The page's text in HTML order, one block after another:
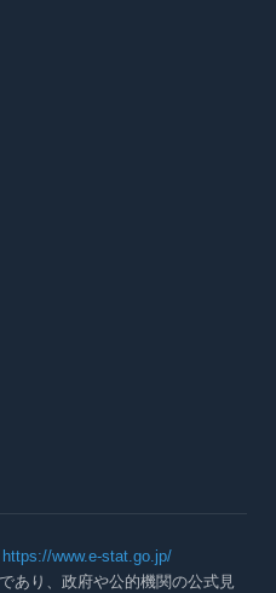
https://www.e-stat.go.jp/
あり、政府や公的機関の公式見